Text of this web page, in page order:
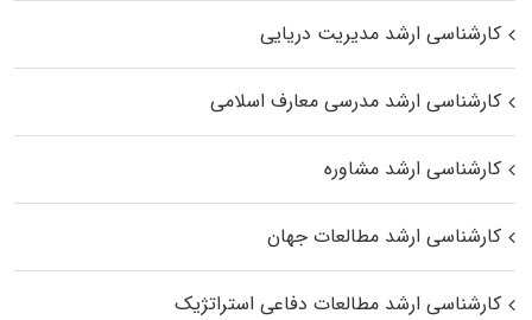
کارشناسی ارشد مدیریت دریایی
کارشناسی ارشد مدرسی معارف اسلامی
کارشناسی ارشد مشاوره
کارشناسی ارشد مطالعات جهان
کارشناسی ارشد مطالعات دفاعی استراتژیک